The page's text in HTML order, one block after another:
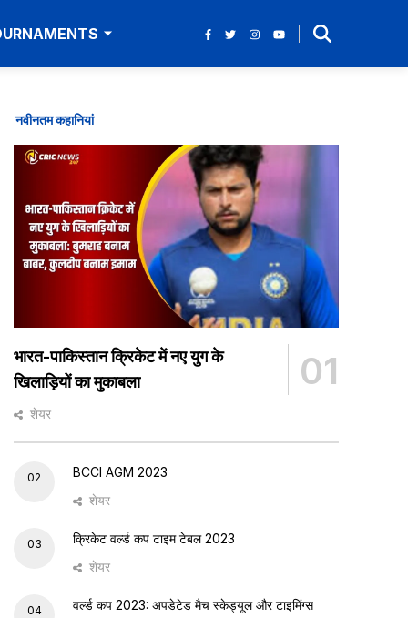
नवीनतम कहानियां
भारत-पाकिस्तान क्रिकेट में नए युग के
खिलाड़ियों का मुकाबला
01
शेयर
02
BCCI AGM 2023
शेयर
03
क्रिकेट वर्ल्ड कप टाइम टेबल 2023
शेयर
04
वर्ल्ड कप 2023: अपडेटेड मैच स्केड्यूल और टाइमिंग्स